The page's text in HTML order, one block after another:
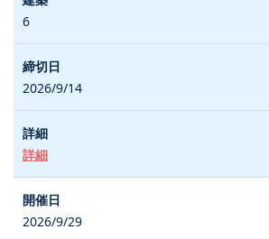
6
2026/9/14
詳細
2026/9/29